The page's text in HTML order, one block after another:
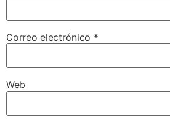
Correo electrónico *
Web